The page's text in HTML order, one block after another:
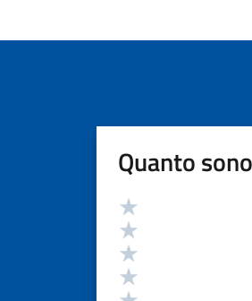
Quanto
Valutazione